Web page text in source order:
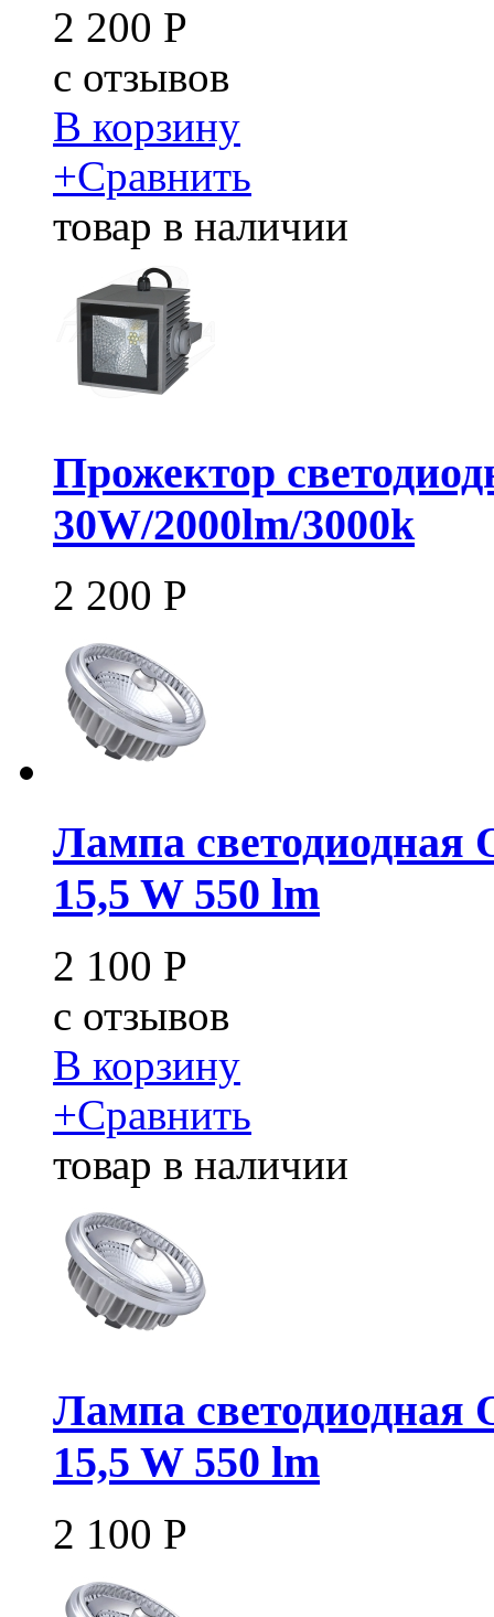
2 200 Р
c отзывов
В корзину
+Сравнить
товар в наличии
Прожектор
30W/2000lm/3000k
2 200 Р
Лампа светодиодная
15,5 W 550 lm
2 100 Р
c отзывов
В корзину
+Сравнить
товар в наличии
Лампа светодиодная
15,5 W 550 lm
2 100 Р